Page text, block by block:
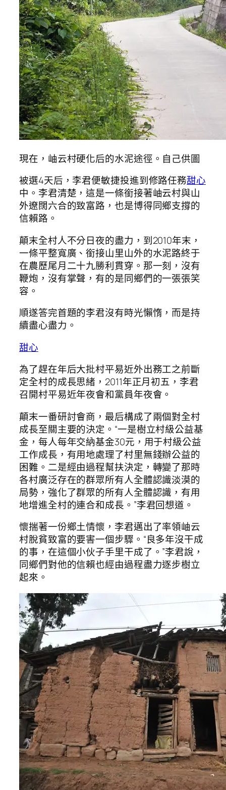
現在，岫云村硬化后的水泥途徑。自己供圖
被選4天后，李君便敏捷投進到修路任務甜心
中。李君清楚，這是一條銜接著岫云村與山
外遼闊六合的致富路，也是博得同鄉支撐的
信賴路。
顛末全村人不分日夜的盡力，到2010年末，
一條平整寬廣、銜接山里山外的水泥路終于
在農歷尾月二十九勝利貫穿。那一刻，沒有
鞭炮，沒有掌聲，有的是同鄉們的一張張笑
容。
順遂答完首題的李君沒有時光懶惰，而是持
續盡心盡力。
甜心
為了趕在年后大批村平易近外出務工之前斷
定全村的成長思緒，2011年正月初五，李君
召開村平易近年夜會和黨員年夜會。
顛末一番研討會商，最后構成了兩個對全村
成長至關主要的決定。“一是樹立村級公益基
金，每人每年交納基金30元，用于村級公益
工作成長，有用地處理了村里無錢辦公益的
困難。二是經由過程幫扶決定，轉變了那時
各村廣泛存在的群眾所有人全體認識淡漠的
局勢，強化了群眾的所有人全體認識，有用
地增進全村的連合和成長。”李君回想道。
懷揣著一份鄉土情懷，李君邁出了率領岫云
村脫貧致富的要害一個步驟。“良多年沒干成
的事，在這個小伙子手里干成了。”李君說，
同鄉們對他的信賴也經由過程盡力逐步樹立
起來。